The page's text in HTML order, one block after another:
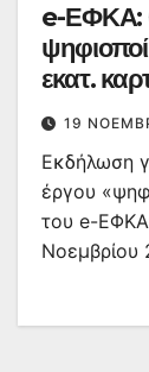
e-ΕΦΚΑ:
εκατ.
19
Εκδήλωση
έργου
του e-
Νοεμβρίου